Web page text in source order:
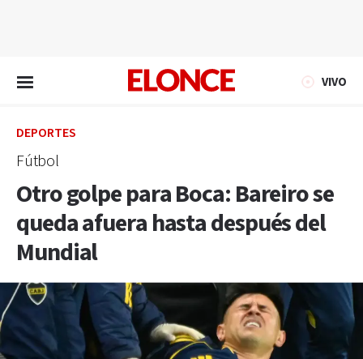
VIVO
DEPORTES
Fútbol
Otro golpe para Boca: Bareiro se
queda afuera hasta después del
Mundial